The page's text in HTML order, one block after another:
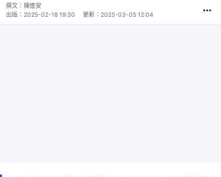
撰文： 陳進安
出版： 2025-02-18 19:30 更新： 2025-03-05 12:04